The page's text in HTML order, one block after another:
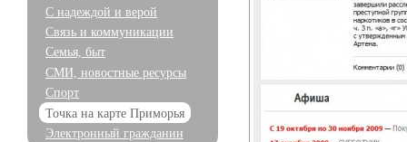
С надеждой и верой
Связь и коммуникации
Семья, быт
СМИ, новостные ресурсы
Спорт
Точка на карте Приморья
Электронный гражданин